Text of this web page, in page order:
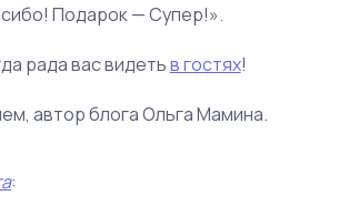
Подарок — Супер!».
рада вас видетьв гостях!
автор блога Ольга Мамина.
: